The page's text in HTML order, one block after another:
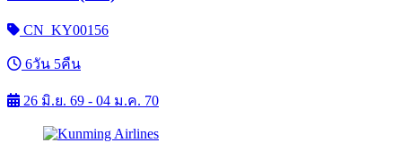
CN_KY00156
6วัน 5คืน
26 มิ.ย. 69 - 04 ม.ค. 70